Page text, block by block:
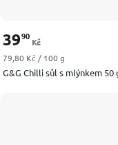
G&G Chilli sůl s mlýnkem 50
3990
Kč
Měrná cena:
79,80 Kč / 100 g